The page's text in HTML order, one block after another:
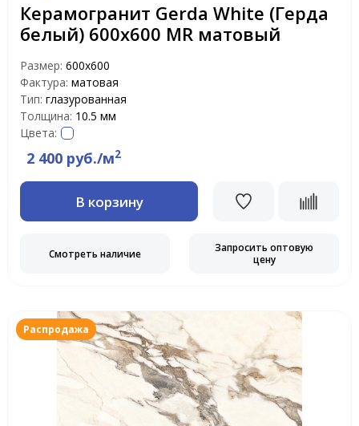
Керамогранит Gerda White (Герда
белый) 600х600 MR матовый
Размер: 600х600
Фактура: матовая
Тип: глазурованная
Толщина: 10.5 мм
Цвета:
2 400 руб./м2
В корзину
Смотреть наличие
Запросить оптовую
цену
Распродажа